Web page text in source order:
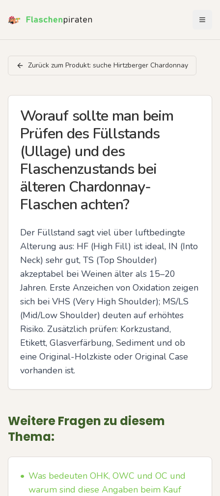
Zurück zum Produkt: suche Hirtzberger Chardonnay
Worauf sollte man beim
Prüfen des Füllstands
(Ullage) und des
Flaschenzustands bei
älteren Chardonnay-
Flaschen achten?
Der Füllstand sagt viel über luftbedingte
Alterung aus: HF (High Fill) ist ideal, IN (Into
Neck) sehr gut, TS (Top Shoulder)
akzeptabel bei Weinen älter als 15–20
Jahren. Erste Anzeichen von Oxidation zeigen
sich bei VHS (Very High Shoulder); MS/LS
(Mid/Low Shoulder) deuten auf erhöhtes
Risiko. Zusätzlich prüfen: Korkzustand,
Etikett, Glasverfärbung, Sediment und ob
eine Original-Holzkiste oder Original Case
vorhanden ist.
Weitere Fragen zu diesem
Thema:
• Was bedeuten OHK, OWC und OC und
warum sind diese Angaben beim Kauf